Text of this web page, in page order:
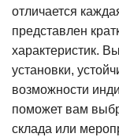
отличается
представлен
характеристик.
установки,
возможности
поможет вам
склада или